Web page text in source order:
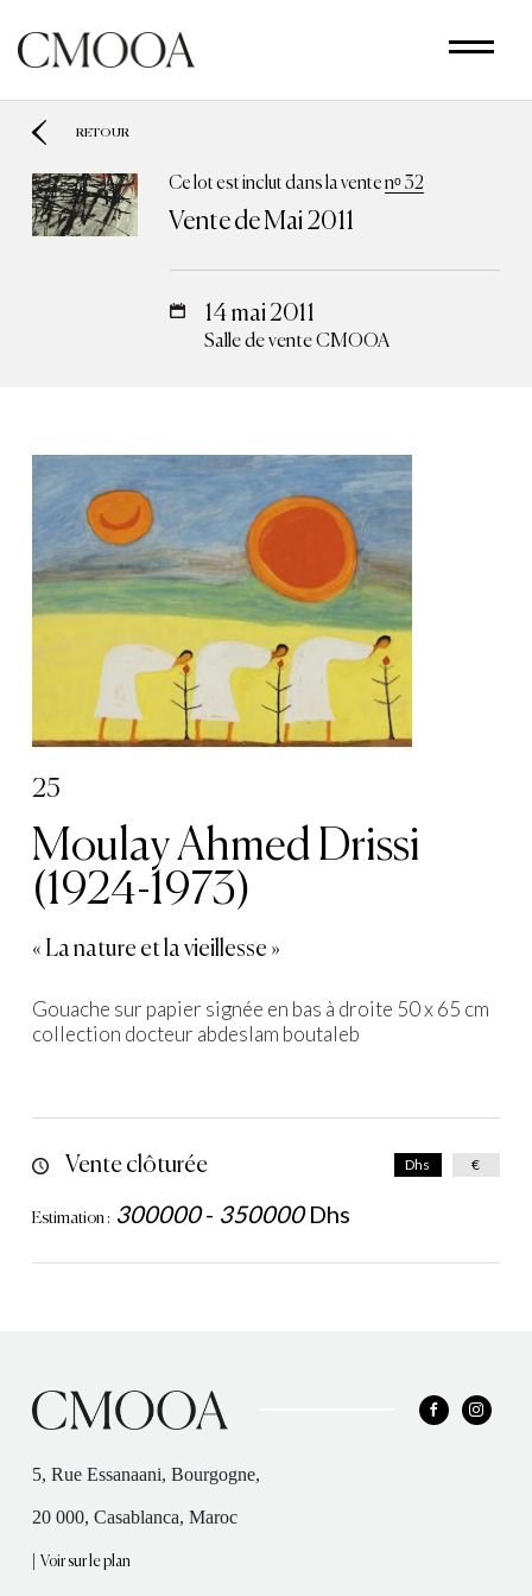
contenu
principal
RETOUR
Ce lot est inclut dans la ventenᵒ 32
Vente de Mai 2011
14 mai 2011
Salle de vente CMOOA
25
Moulay Ahmed Drissi
(1924-1973)
« La nature et la vieillesse »
Gouache sur papier signée en bas à droite 50 x 65 cm
collection docteur abdeslam boutaleb
Vente clôturée
Estimation : 300000- 350000 Dhs
Dhs €
5, Rue Essanaani, Bourgogne,
20 000, Casablanca, Maroc
|Voir sur le plan